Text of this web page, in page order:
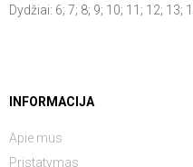
Dydžiai: 6; 7; 8; 9; 10; 11; 12; 13;
INFORMACIJA
Apie mus
Pristatymas